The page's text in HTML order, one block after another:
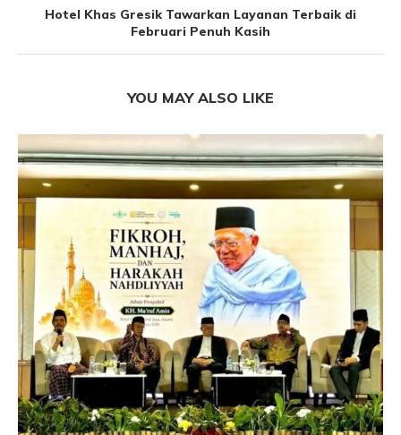
Hotel Khas Gresik Tawarkan Layanan Terbaik di
Februari Penuh Kasih
YOU MAY ALSO LIKE